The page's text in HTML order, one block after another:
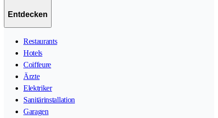
Entdecken
Restaurants
Hotels
Coiffeure
Ärzte
Elektriker
Sanitärinstallation
Garagen